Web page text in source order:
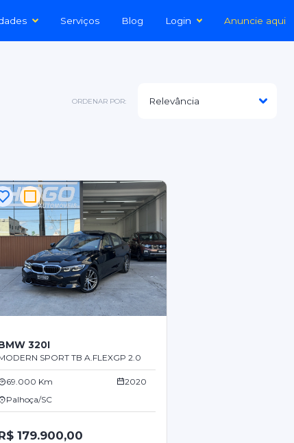
Serviços Blog Login Anuncie aqui
ORDENAR POR:
320I
SPORT TB A.FLEXGP 2.0
69.000 Km
2020
Palhoça/SC
179.900,00